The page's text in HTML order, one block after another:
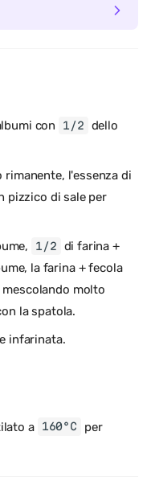
con 1/2
dello
l'essenza di
pizzico di sale per
1/2
di farina +
la farina + fecola
molto
la spatola.
infarinata.
a 160°C per